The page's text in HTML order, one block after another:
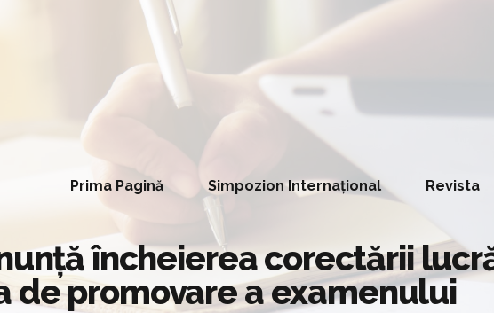
Prima Pagină Simpozion Internațional Revista
încheierea corectării
de promovare a examenului